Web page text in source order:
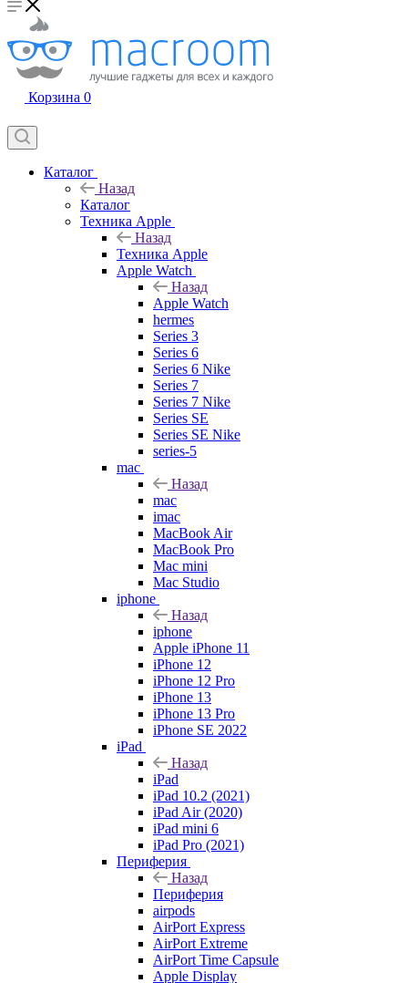
Корзина 0
Каталог
Назад
Каталог
Техника Apple
Назад
Техника Apple
Apple Watch
Назад
Apple Watch
hermes
Series 3
Series 6
Series 6 Nike
Series 7
Series 7 Nike
Series SE
Series SE Nike
series-5
mac
Назад
mac
imac
MacBook Air
MacBook Pro
Mac mini
Mac Studio
iphone
Назад
iphone
Apple iPhone 11
iPhone 12
iPhone 12 Pro
iPhone 13
iPhone 13 Pro
iPhone SE 2022
iPad
Назад
iPad
iPad 10.2 (2021)
iPad Air (2020)
iPad mini 6
iPad Pro (2021)
Периферия
Назад
Периферия
airpods
AirPort Express
AirPort Extreme
AirPort Time Capsule
Apple Display